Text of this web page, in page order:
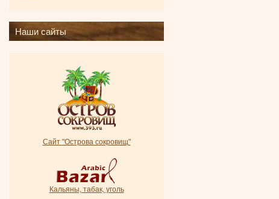
Наши сайты
Сайт "Острова сокровищ"
Кальяны, табак, уголь